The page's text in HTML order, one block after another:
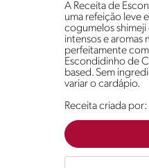
A Receita de
uma refeição leve
cogumelos shimeji
intensos e aromas
perfeitamente
Escondidinho de
based. Sem
variar o cardápio.
Receita criada por: